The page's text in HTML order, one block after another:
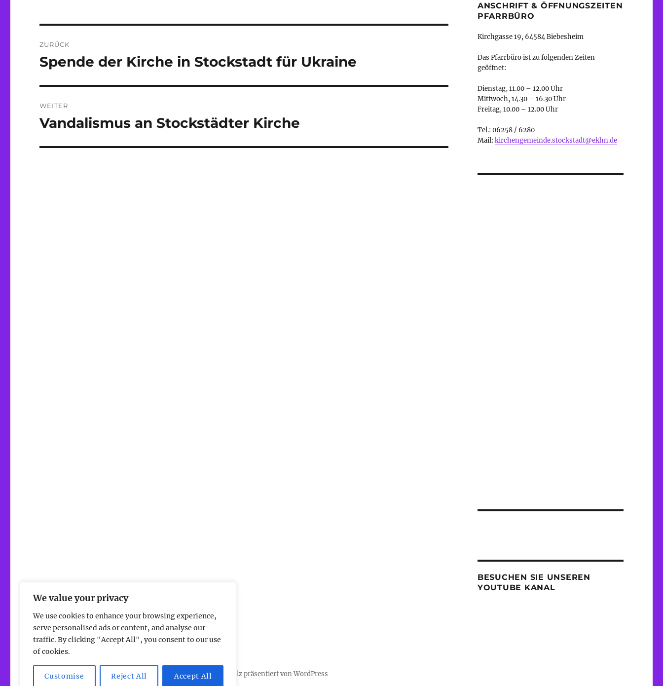
We value your privacy
We use cookies to enhance your browsing experience,
serve personalised ads or content, and analyse our
traffic. By clicking "Accept All", you consent to our use
of cookies.
Customise Reject All Accept All
ZURÜCK
Vorheriger
Spende der Kirche in Stockstadt für Ukraine
WEITER
Nächster
Vandalismus an Stockstädter Kirche
ANSCHRIFT & ÖFFNUNGSZEITEN
PFARRBÜRO
Kirchgasse 19, 64584 Biebesheim
Das Pfarrbüro ist zu folgenden Zeiten
geöffnet:
Dienstag, 11.00 – 12.00 Uhr
Mittwoch, 14.30 – 16.30 Uhr
Freitag, 10.00 – 12.00 Uhr
Tel.: 06258 / 6280
Mail: kirchengemeinde.stockstadt@ekhn.de
BESUCHEN SIE UNSEREN
YOUTUBE KANAL
Evangelische Kirchengemeinde Stockstadt am Rhein Mit Stolz präsentiert von WordPress